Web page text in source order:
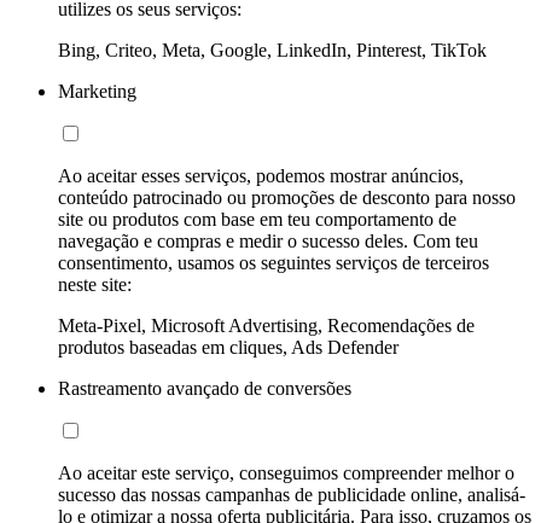
utilizes os seus serviços:
Bing, Criteo, Meta, Google, LinkedIn, Pinterest, TikTok
Marketing
Ao aceitar esses serviços, podemos mostrar anúncios,
conteúdo patrocinado ou promoções de desconto para nosso
site ou produtos com base em teu comportamento de
navegação e compras e medir o sucesso deles. Com teu
consentimento, usamos os seguintes serviços de terceiros
neste site:
Meta-Pixel, Microsoft Advertising, Recomendações de
produtos baseadas em cliques, Ads Defender
Rastreamento avançado de conversões
Ao aceitar este serviço, conseguimos compreender melhor o
sucesso das nossas campanhas de publicidade online, analisá-
lo e otimizar a nossa oferta publicitária. Para isso, cruzamos os